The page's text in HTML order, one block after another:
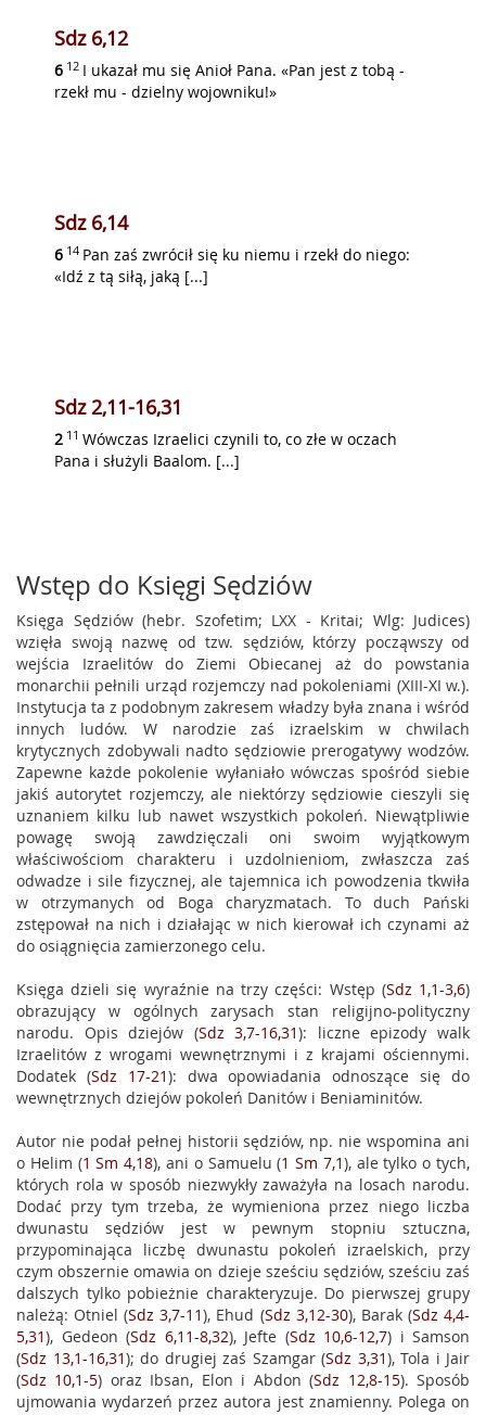
Sdz 6,12
6 12 I ukazał mu się Anioł Pana. «Pan jest z tobą -
rzekł mu - dzielny wojowniku!»
Sdz 6,14
6 14 Pan zaś zwrócił się ku niemu i rzekł do niego:
«Idź z tą siłą, jaką [...]
Sdz 2,11-16,31
2 11 Wówczas Izraelici czynili to, co złe w oczach
Pana i służyli Baalom. [...]
Wstęp do Księgi Sędziów
Księga Sędziów (hebr. Szofetim; LXX - Kritai; Wlg: Judices)
wzięła swoją nazwę od tzw. sędziów, którzy począwszy od
wejścia Izraelitów do Ziemi Obiecanej aż do powstania
monarchii pełnili urząd rozjemczy nad pokoleniami (XIII-XI w.).
Instytucja ta z podobnym zakresem władzy była znana i wśród
innych ludów. W narodzie zaś izraelskim w chwilach
krytycznych zdobywali nadto sędziowie prerogatywy wodzów.
Zapewne każde pokolenie wyłaniało wówczas spośród siebie
jakiś autorytet rozjemczy, ale niektórzy sędziowie cieszyli się
uznaniem kilku lub nawet wszystkich pokoleń. Niewątpliwie
powagę swoją zawdzięczali oni swoim wyjątkowym
właściwościom charakteru i uzdolnieniom, zwłaszcza zaś
odwadze i sile fizycznej, ale tajemnica ich powodzenia tkwiła
w otrzymanych od Boga charyzmatach. To duch Pański
zstępował na nich i działając w nich kierował ich czynami aż
do osiągnięcia zamierzonego celu.
Księga dzieli się wyraźnie na trzy części: Wstęp (Sdz 1,1-3,6)
obrazujący w ogólnych zarysach stan religijno-polityczny
narodu. Opis dziejów (Sdz 3,7-16,31): liczne epizody walk
Izraelitów z wrogami wewnętrznymi i z krajami ościennymi.
Dodatek (Sdz 17-21): dwa opowiadania odnoszące się do
wewnętrznych dziejów pokoleń Danitów i Beniaminitów.
Autor nie podał pełnej historii sędziów, np. nie wspomina ani
o Helim (1 Sm 4,18), ani o Samuelu (1 Sm 7,1), ale tylko o tych,
których rola w sposób niezwykły zaważyła na losach narodu.
Dodać przy tym trzeba, że wymieniona przez niego liczba
dwunastu sędziów jest w pewnym stopniu sztuczna,
przypominająca liczbę dwunastu pokoleń izraelskich, przy
czym obszernie omawia on dzieje sześciu sędziów, sześciu zaś
dalszych tylko pobieżnie charakteryzuje. Do pierwszej grupy
należą: Otniel (Sdz 3,7-11), Ehud (Sdz 3,12-30), Barak (Sdz 4,4-
5,31), Gedeon (Sdz 6,11-8,32), Jefte (Sdz 10,6-12,7) i Samson
(Sdz 13,1-16,31); do drugiej zaś Szamgar (Sdz 3,31), Tola i Jair
(Sdz 10,1-5) oraz Ibsan, Elon i Abdon (Sdz 12,8-15). Sposób
ujmowania wydarzeń przez autora jest znamienny. Polega on